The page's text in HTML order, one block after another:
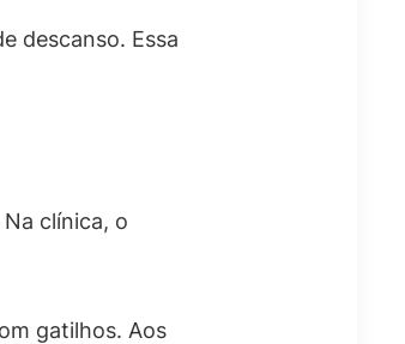
descanso. Essa
clínica, o
gatilhos. Aos